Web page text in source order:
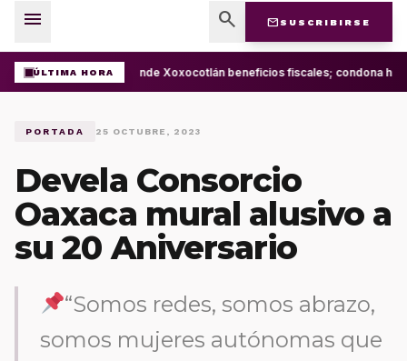
menu search mail SUSCRIBIRSE
ÚLTIMA HORAExtiende Xoxocotlán beneficios fiscales; condona
PORTADA 25 OCTUBRE, 2023
Devela Consorcio
Oaxaca mural alusivo a
su 20 Aniversario
“Somos redes, somos abrazo,
somos mujeres autónomas que